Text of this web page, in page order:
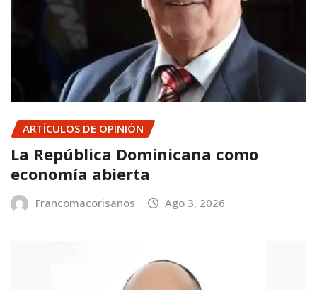
ARTÍCULOS DE OPINIÓN
La República Dominicana como
economía abierta
Francomacorisanos Ago 3, 2026